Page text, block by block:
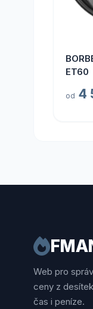
ET60
od 4
Web pro
ceny z
čas i peníze.